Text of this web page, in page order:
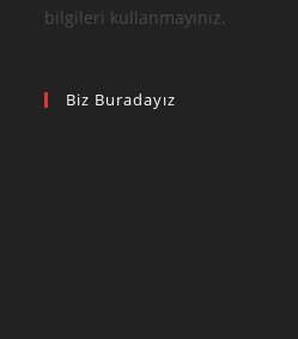
bilgileri kullanmayınız.
Biz Buradayız